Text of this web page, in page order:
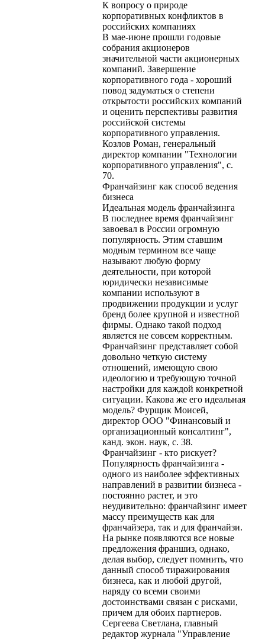
К вопросу о природе
корпоративных конфликтов в
российских компаниях
В мае-июне прошли годовые
собрания акционеров
значительной части акционерных
компаний. Завершение
корпоративного года - хороший
повод задуматься о степени
открытости российских компаний
и оценить перспективы развития
российской системы
корпоративного управления.
Козлов Роман, генеральный
директор компании "Технологии
корпоративного управления", с.
70.
Франчайзинг как способ ведения
бизнеса
Идеальная модель франчайзинга
В последнее время франчайзинг
завоевал в России огромную
популярность. Этим ставшим
модным термином все чаще
называют любую форму
деятельности, при которой
юридически независимые
компании используют в
продвижении продукции и услуг
бренд более крупной и известной
фирмы. Однако такой подход
является не совсем корректным.
Франчайзинг представляет собой
довольно четкую систему
отношений, имеющую свою
идеологию и требующую точной
настройки для каждой конкретной
ситуации. Какова же его идеальная
модель? Фурщик Моисей,
директор ООО "Финансовый и
организационный консалтинг",
канд. экон. наук, с. 38.
Франчайзинг - кто рискует?
Популярность франчайзинга -
одного из наиболее эффективных
направлений в развитии бизнеса -
постоянно растет, и это
неудивительно: франчайзинг имеет
массу преимуществ как для
франчайзера, так и для франчайзи.
На рынке появляются все новые
предложения франшиз, однако,
делая выбор, следует помнить, что
данный способ тиражирования
бизнеса, как и любой другой,
наряду со всеми своими
достоинствами связан с рисками,
причем для обоих партнеров.
Сергеева Светлана, главный
редактор журнала "Управление